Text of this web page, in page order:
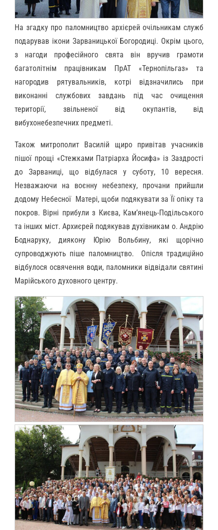
На згадку про паломництво архієрей очільникам служб
подарував ікони Зарваницької Богородиці. Окрім цього,
з нагоди професійного свята він вручив грамоти
багатолітнім працівникам ПрАТ «Тернопільгаз» та
нагородив рятувальників, котрі відзначились при
виконанні службових завдань під час очищення
території, звільненої від окупантів, від
вибухонебезпечних предметі.
Також митрополит Василій щиро привітав учасників
пішої прощі «Стежками Патріарха Йосифа» із Заздрості
до Зарваниці, що відбулася у суботу, 10 вересня.
Незважаючи на воєнну небезпеку, прочани прийшли
додому Небесної Матері, щоби подякувати за Її опіку та
покров. Вірні прибули з Києва, Кам’янець-Подільського
та інших міст. Архиєрей подякував духівникам о. Андрію
Боднаруку, диякону Юрію Вольбину, які щорічно
супроводжують піше паломництво. Опісля традиційно
відбулося освячення води, паломники відвідали святині
Марійського духовного центру.